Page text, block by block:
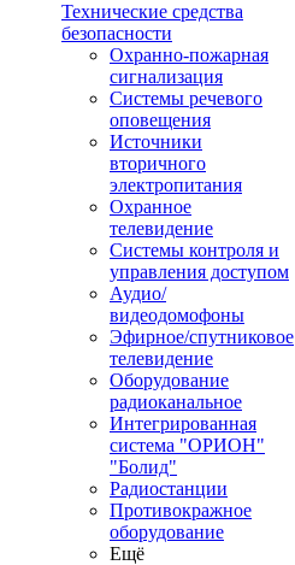
Технические средства
безопасности
Охранно-пожарная
сигнализация
Системы речевого
оповещения
Источники
вторичного
электропитания
Охранное
телевидение
Системы контроля и
управления доступом
Аудио/
видеодомофоны
Эфирное/спутниковое
телевидение
Оборудование
радиоканальное
Интегрированная
система "ОРИОН"
"Болид"
Радиостанции
Противокражное
оборудование
Ещё